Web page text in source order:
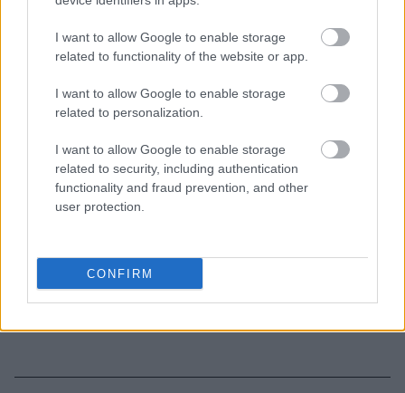
I want to allow Google to enable storage
related to functionality of the website or app.
I want to allow Google to enable storage
related to personalization.
I want to allow Google to enable storage
related to security, including authentication
functionality and fraud prevention, and other
user protection.
CONFIRM
3-3-3 rule: Ο κανόνας που θα αλλάξει τον τρόπο
MEGHAN MARKLE GEORGE FLOYD